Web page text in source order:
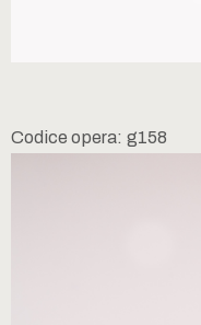
Codice opera: g158